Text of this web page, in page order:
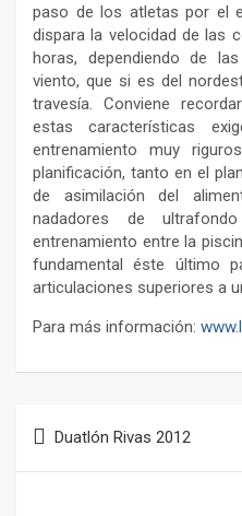
paso de los atletas por el
dispara la velocidad de las
horas, dependiendo de
viento, que si es del
travesía. Conviene
estas características
entrenamiento muy
planificación, tanto en el
de asimilación del
nadadores de
entrenamiento entre la
fundamental éste último
articulaciones superiores a
Para más información:
de
Duatlón Rivas 2012